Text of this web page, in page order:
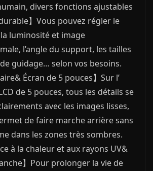
divers fonctions ajustables
】Vous pouvez régler le
luminosité et image
l’angle du support, les tailles
guidage… selon vos besoins.
Écran de 5 pouces】Sur l’
de 5 pouces, tous les détails se
avec les images lisses,
de faire marche arrière sans
dans les zones très sombres.
à la chaleur et aux rayons UV&
】Pour prolonger la vie de